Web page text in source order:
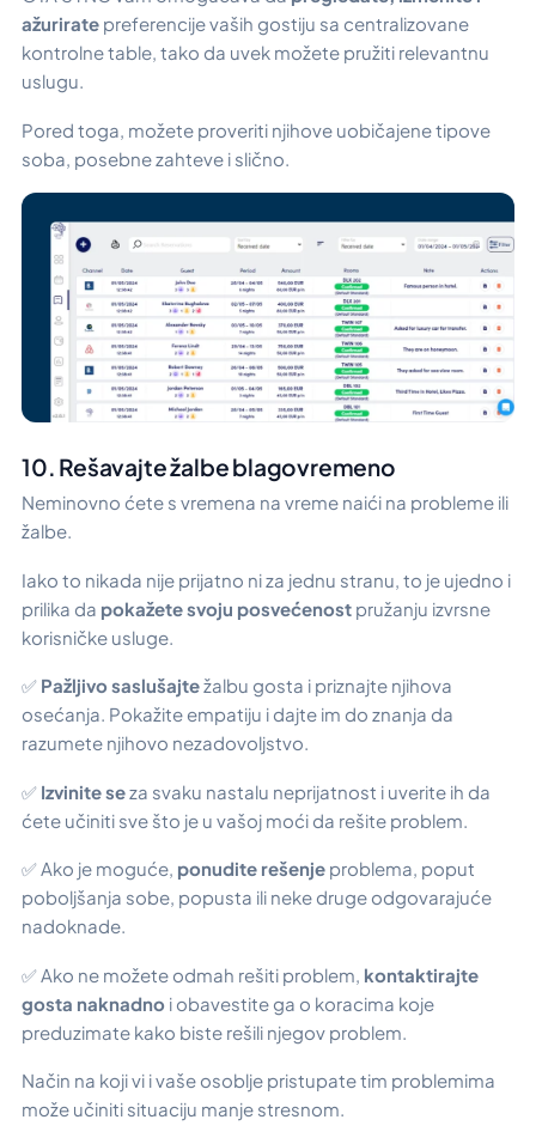
ažurirate preferencije vaših gostiju sa centralizovane
kontrolne table, tako da uvek možete pružiti relevantnu
uslugu.
Pored toga, možete proveriti njihove uobičajene tipove
soba, posebne zahteve i slično.
10. Rešavajte žalbe blagovremeno
Neminovno ćete s vremena na vreme naići na probleme ili
žalbe.
Iako to nikada nije prijatno ni za jednu stranu, to je ujedno i
prilika da pokažete svoju posvećenost pružanju izvrsne
korisničke usluge.
✅ Pažljivo saslušajtežalbu gosta i priznajte njihova
osećanja. Pokažite empatiju i dajte im do znanja da
razumete njihovo nezadovoljstvo.
✅ Izvinite seza svaku nastalu neprijatnost i uverite ih da
ćete učiniti sve što je u vašoj moći da rešite problem.
✅ Ako je moguće, ponudite rešenje problema, poput
poboljšanja sobe, popusta ili neke druge odgovarajuće
nadoknade.
✅ Ako ne možete odmah rešiti problem, kontaktirajte
gosta naknadno i obavestite ga o koracima koje
preduzimate kako biste rešili njegov problem.
Način na koji vi i vaše osoblje pristupate tim problemima
može učiniti situaciju manje stresnom.